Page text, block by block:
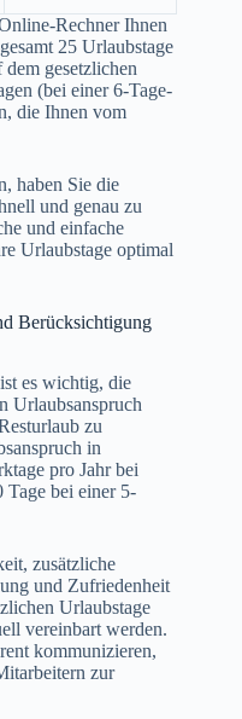
Rechner Ihnen
25 Urlaubstage
gesetzlichen
(bei einer 6-Tage-
die Ihnen vom
haben Sie die
und genau zu
und einfache
Urlaubstage optimal
Berücksichtigung
es wichtig, die
Urlaubsanspruch
zu
in
pro Jahr bei
Tage bei einer 5-
zusätzliche
und Zufriedenheit
Urlaubstage
vereinbart werden.
kommunizieren,
zur